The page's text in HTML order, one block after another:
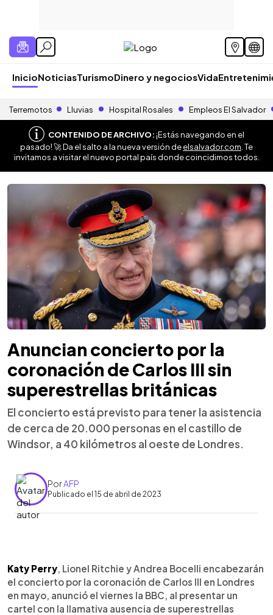
InicioNoticiasTurismoDinero y negociosVida
Terremotos Lluvias Hospital Rosales Empleos El Salvador
CONTENIDO DE ARCHIVO:¡Estás navegando en el
pasado! 🚀 Da el salto a la nueva versión deelsalvador.com . Te
invitamos a visitar el nuevo portal país donde coincidimos todos.
Anuncian concierto por la
coronación de Carlos III sin
superestrellas británicas
El concierto está previsto para tener la asistencia
de cerca de 20.000 personas en el castillo de
Windsor, a 40 kilómetros al oeste de Londres.
PorAFP
Publicado el 15 de abril de 2023
► Escuchar artículo
Katy Perry , Lionel Ritchie y Andrea Bocelli encabezarán
el concierto por la coronación de Carlos III en Londres
en mayo, anunció el viernes la BBC, al presentar un
cartel con la llamativa ausencia de superestrellas